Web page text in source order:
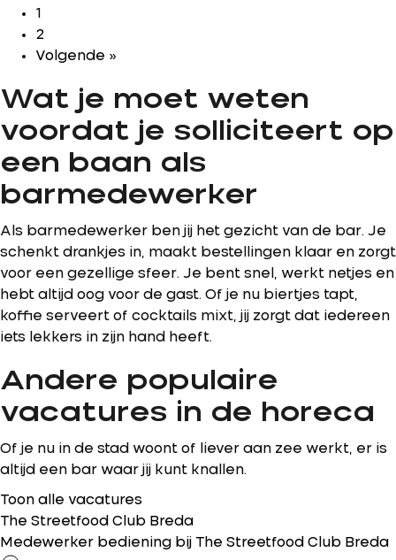
1
2
Volgende »
Wat je moet weten
voordat je solliciteert op
een baan als
barmedewerker
Als barmedewerker ben jij het gezicht van de bar. Je
schenkt drankjes in, maakt bestellingen klaar en zorgt
voor een gezellige sfeer. Je bent snel, werkt netjes en
hebt altijd oog voor de gast. Of je nu biertjes tapt,
koffie serveert of cocktails mixt, jij zorgt dat iedereen
iets lekkers in zijn hand heeft.
Andere populaire
vacatures in de horeca
Of je nu in de stad woont of liever aan zee werkt, er is
altijd een bar waar jij kunt knallen.
Toon alle vacatures
The Streetfood Club Breda
Medewerker bediening bij The Streetfood Club Breda